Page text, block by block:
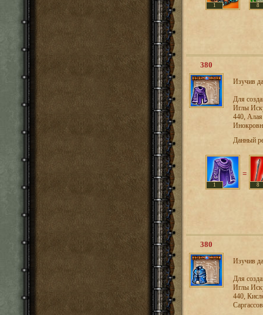
1 8
380
Изучив
Для
Иглы
440,
Данный
1
=
8
380
Изучив
Для
Иглы
440,